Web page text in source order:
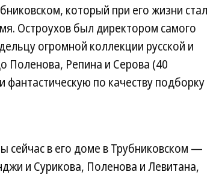
который при его жизни стал
Остроухов был директором самого
огромной коллекции русской и
Поленова, Репина и Серова (40
по качеству подборку
сейчас в его доме в Трубниковском —
и Сурикова, Поленова и Левитана,